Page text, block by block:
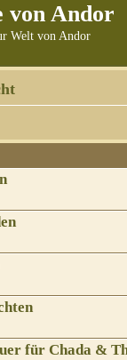
von Andor
Welt von Andor
für Chada &